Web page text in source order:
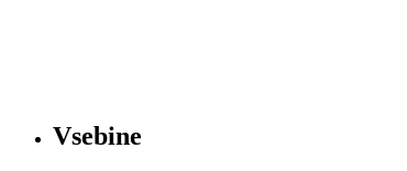
Vsebine